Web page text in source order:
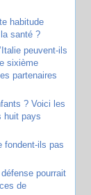
habitude
santé ?
peuvent-ils
sixième
partenaires
? Voici les
huit pays
fondent-ils pas
pourrait
de